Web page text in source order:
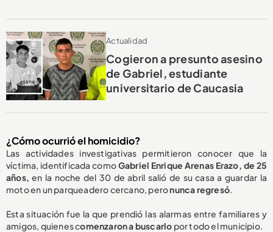
Actualidad
Cogieron a presunto asesino
de Gabriel, estudiante
universitario de Caucasia
¿Cómo ocurrió el homicidio?
Las actividades investigativas permitieron conocer que la
víctima, identificada comoGabriel Enrique Arenas Erazo, de 25
años, en la noche del 30 de abril salió de su casa a guardar la
moto en un parqueadero cercano, peronunca regresó.
Esta situación fue la que prendió las alarmas entre familiares y
amigos, quienes comenzaron a buscarlo por todo el municipio.